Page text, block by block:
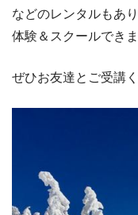
などのレンタルもあ
体験＆スクールできま
ぜひお友達とご受講く